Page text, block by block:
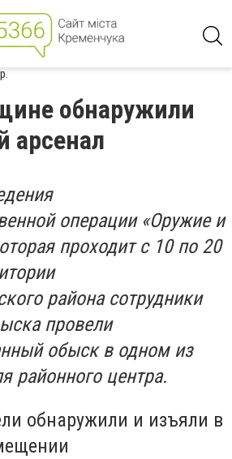
обнаружили
арсенал
операции «Оружие и
проходит с 10 по 20
района сотрудники
провели
обыск в одном из
районного центра.
обнаружили и изъяли в